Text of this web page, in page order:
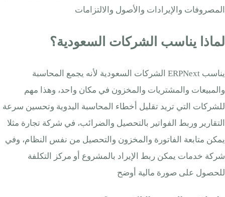
المصروفات والإيرادات والأصول والالتزامات
لماذا يناسب الشركات السعودية؟
يناسب ERPNext الشركات السعودية لأنه يجمع المحاسبة
والمبيعات والمشتريات والمخزون في مكان واحد، وهذا مهم
للشركات التي تريد تقليل أخطاء المحاسبة اليدوية وتحسين سرعة
التقارير وربط الفواتير بالتحصيل والضرائب، في شركة تجارة مثلا
يمكن متابعة الفاتورة والمخزون والتحصيل من نفس النظام، وفي
شركة خدمات يمكن ربط الإيراد بالمشروع أو مركز التكلفة
للحصول على صورة مالية أوضح